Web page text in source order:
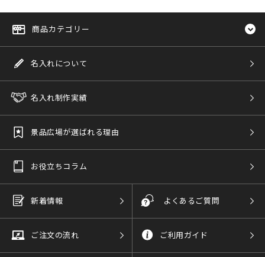
商品カテゴリー
名入れについて
名入れ制作実績
景品広場が選ばれる理由
お役立ちコラム
新着情報 よくあるご質問
ご注文の流れ ご利用ガイド